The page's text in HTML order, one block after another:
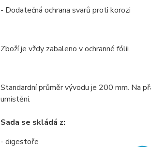
- Dodatečná ochrana svarů proti korozi
Zboží je vždy zabaleno v ochranné fólii.
Standardní průměr vývodu je 200 mm. Na
umístění.
Sada se skládá z:
- digestoře